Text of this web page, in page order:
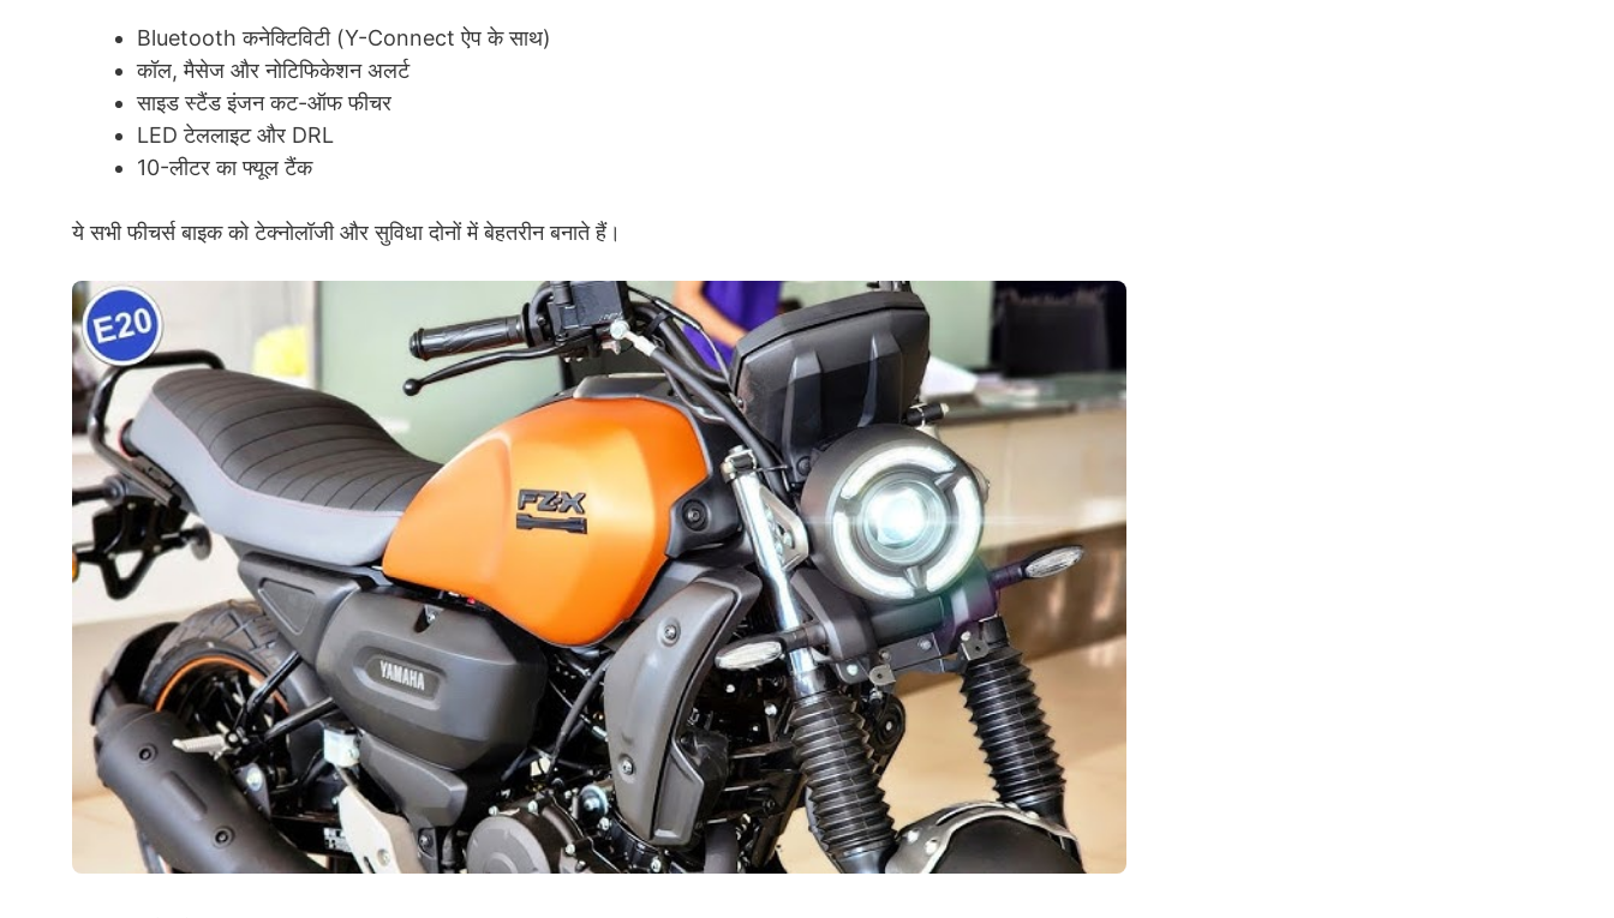
Bluetooth कनेक्टिविटी (Y-Connect ऐप के साथ)
कॉल, मैसेज और नोटिफिकेशन अलर्ट
साइड स्टैंड इंजन कट-ऑफ फीचर
LED टेललाइट और DRL
10-लीटर का फ्यूल टैंक
ये सभी फीचर्स बाइक को टेक्नोलॉजी और सुविधा दोनों में बेहतरीन बनाते हैं।